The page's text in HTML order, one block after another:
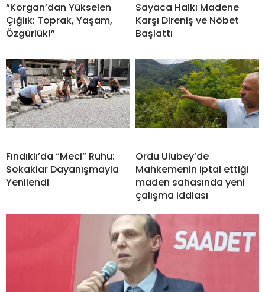
“Korgan’dan Yükselen
Çığlık: Toprak, Yaşam,
Özgürlük!”
Sayaca Halkı Madene
Karşı Direniş ve Nöbet
Başlattı
Fındıklı’da “Meci” Ruhu:
Sokaklar Dayanışmayla
Yenilendi
Ordu Ulubey’de
Mahkemenin iptal ettiği
maden sahasında yeni
çalışma iddiası